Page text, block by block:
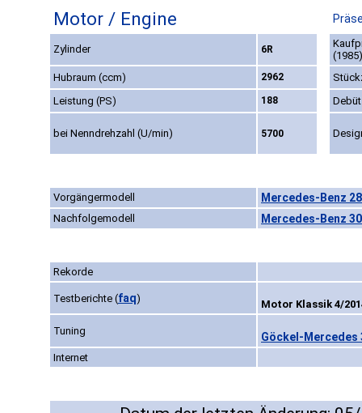
Motor / Engine
Zylinder 6R
(1985)
Hubraum (ccm)
2962
Leistung (PS)
188 Debüt
bei Nenndrehzahl (U/min) 5700
Vorgängermodell Mercedes-Benz
Nachfolgemodell Mercedes-Benz
Rekorde
Testberichte (faq) Motor Klassik 4/
Tuning Göckel-Mercedes
Internet